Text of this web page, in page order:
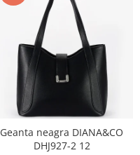
Geanta neagra DIANA&CO
DHJ927-2 12